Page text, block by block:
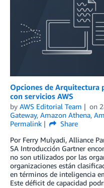
Opciones de Arquitectura
con servicios AWS
by AWS Editorial Team on
Gateway, Amazon Athena,
Permalink
Share
Por Ferry Mulyadi, Alliance
SA Introducción Gartner
no son utilizados por las
organizaciones están
en términos de inteligencia
Este déficit de capacidad